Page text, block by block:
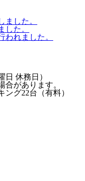
ました。
した。
れました。
日 休務日）
があります。
グ22台（有料）